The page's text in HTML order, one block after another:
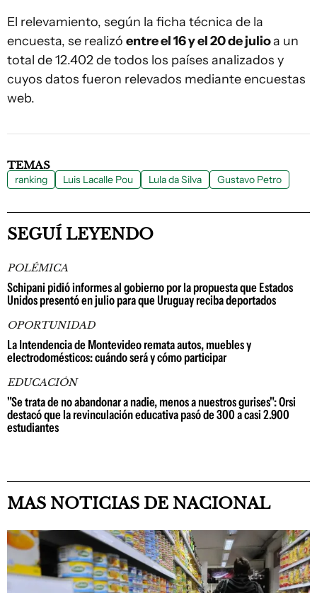
El relevamiento, según la ficha técnica de la
encuesta, se realizó entre el 16 y el 20 de julioa un
total de 12.402 de todos los países analizados y
cuyos datos fueron relevados mediante encuestas
web.
TEMAS
ranking Luis Lacalle Pou Lula da Silva Gustavo Petro
SEGUÍ LEYENDO
POLÉMICA
Schipani pidió informes al gobierno por la propuesta que Estados
Unidos presentó en julio para que Uruguay reciba deportados
OPORTUNIDAD
La Intendencia de Montevideo remata autos, muebles y
electrodomésticos: cuándo será y cómo participar
EDUCACIÓN
"Se trata de no abandonar a nadie, menos a nuestros gurises": Orsi
destacó que la revinculación educativa pasó de 300 a casi 2.900
estudiantes
MAS NOTICIAS DE NACIONAL